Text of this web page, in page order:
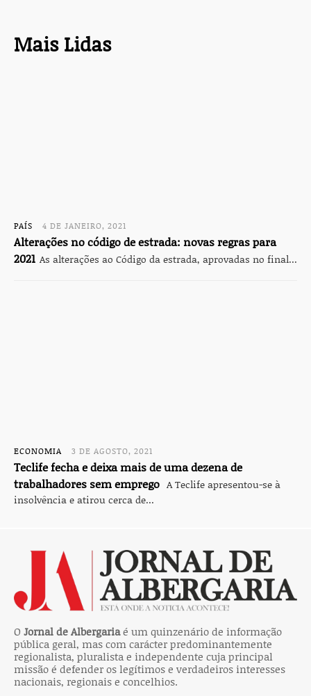
Mais Lidas
PAÍS 4 DE JANEIRO, 2021
Alterações no código de estrada: novas regras para
2021 As alterações ao Código da estrada, aprovadas no final...
ECONOMIA 3 DE AGOSTO, 2021
Teclife fecha e deixa mais de uma dezena de
trabalhadores sem emprego A Teclife apresentou-se à
insolvência e atirou cerca de...
O Jornal de Albergariaé um quinzenário de informação
pública geral, mas com carácter predominantemente
regionalista, pluralista e independente cuja principal
missão é defender os legítimos e verdadeiros interesses
nacionais, regionais e concelhios.